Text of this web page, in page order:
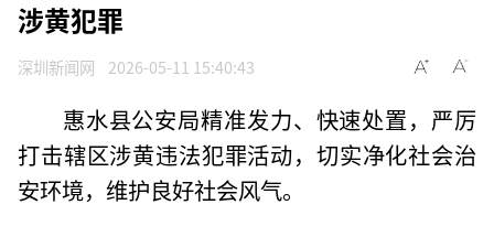
涉黄犯罪
深圳新闻网 2026-05-11 15:40:43
惠水县公安局精准发力、快速处置，严厉
打击辖区涉黄违法犯罪活动，切实净化社会治
安环境，维护良好社会风气。